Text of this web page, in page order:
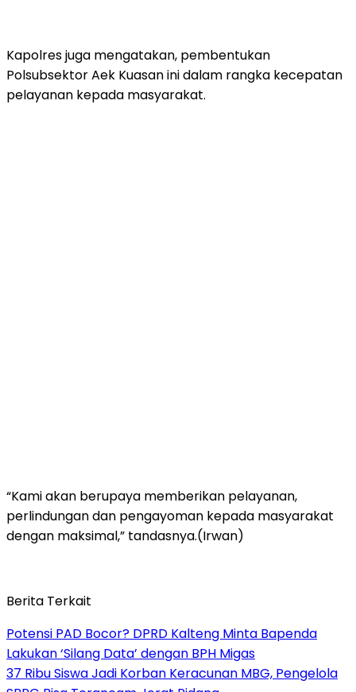
Kapolres juga mengatakan, pembentukan
Polsubsektor Aek Kuasan ini dalam rangka kecepatan
pelayanan kepada masyarakat.
“Kami akan berupaya memberikan pelayanan,
perlindungan dan pengayoman kepada masyarakat
dengan maksimal,” tandasnya.(Irwan)
Berita Terkait
Potensi PAD Bocor? DPRD Kalteng Minta Bapenda
Lakukan ‘Silang Data’ dengan BPH Migas
37 Ribu Siswa Jadi Korban Keracunan MBG, Pengelola